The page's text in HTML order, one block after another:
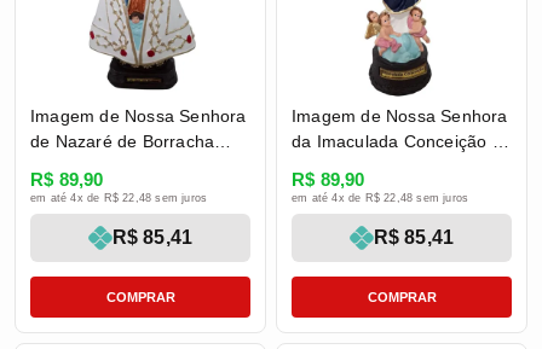
Imagem de Nossa Senhora
de Nazaré de Borracha
R$ 89,90
R$ 85,41
em até 4x de R$ 22,48 sem juros
COMPRAR
Imagem de Nossa Senhora
da Imaculada Conceição de
cm
R$ 89,90
R$ 85,41
em até 4x de R$ 22,48 sem juros
COMPRAR